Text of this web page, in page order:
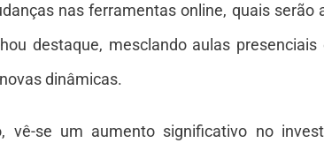
nas ferramentas online, quais
destaque, mesclando aulas
dinâmicas.
vê-se um aumento significativo no